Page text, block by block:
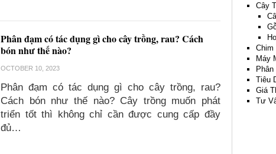
Phân đạm có tác dụng gì cho cây trồng, rau? Cách
bón như thế nào?
OCTOBER 10, 2023
Phân đạm có tác dụng gì cho cây trồng, rau?
Cách bón như thế nào? Cây trồng muốn phát
triển tốt thì không chỉ cần được cung cấp đầy
đủ…
Cây
Chim
Máy
Phân
Tiêu
Giá
Tư